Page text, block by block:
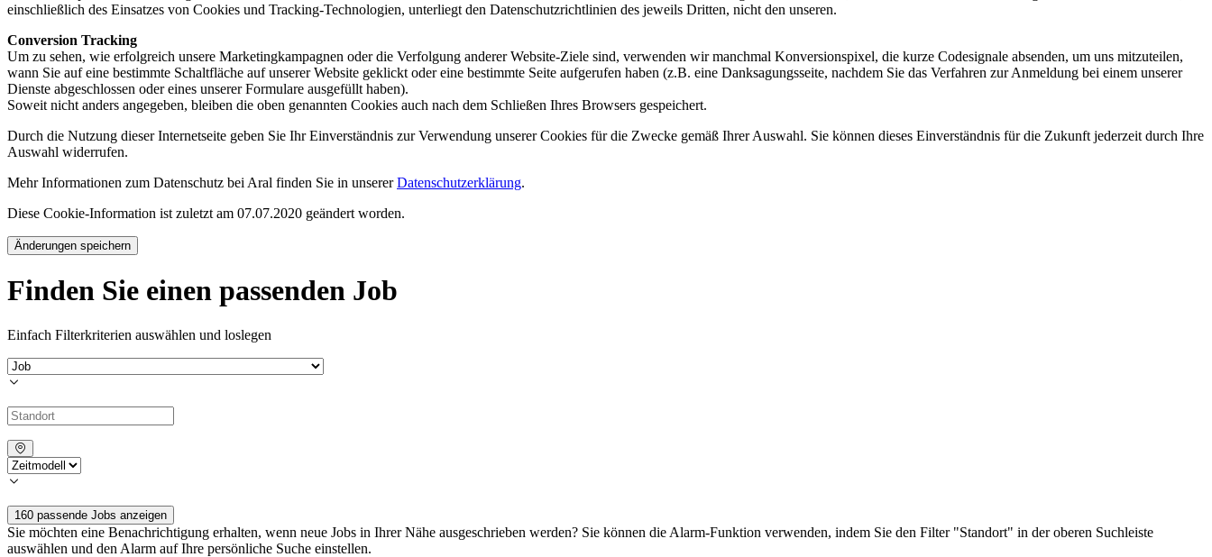
einschließlich des Einsatzes von Cookies und Tracking-Technologien, unterliegt den Datenschutzrichtlinien des jeweils Dritten, nicht den unseren.
Conversion Tracking
Um zu sehen, wie erfolgreich unsere Marketingkampagnen oder die Verfolgung anderer Website-Ziele sind, verwenden wir manchmal Konversionspixel, die kurze Codesignale absenden, um uns mitzuteilen,
wann Sie auf eine bestimmte Schaltfläche auf unserer Website geklickt oder eine bestimmte Seite aufgerufen haben (z.B. eine Danksagungsseite, nachdem Sie das Verfahren zur Anmeldung bei einem unserer
Dienste abgeschlossen oder eines unserer Formulare ausgefüllt haben).
Soweit nicht anders angegeben, bleiben die oben genannten Cookies auch nach dem Schließen Ihres Browsers gespeichert.
Durch die Nutzung dieser Internetseite geben Sie Ihr Einverständnis zur Verwendung unserer Cookies für die Zwecke gemäß Ihrer Auswahl. Sie können dieses Einverständnis für die Zukunft jederzeit durch Ihre
Auswahl widerrufen.
Mehr Informationen zum Datenschutz bei Aral finden Sie in unsererDatenschutzerklärung.
Diese Cookie-Information ist zuletzt am 07.07.2020 geändert worden.
Änderungen speichern
Finden Sie einen passenden Job
Einfach Filterkriterien auswählen und loslegen
160 passende Jobs anzeigen
Sie möchten eine Benachrichtigung erhalten, wenn neue Jobs in Ihrer Nähe ausgeschrieben werden? Sie können die Alarm-Funktion verwenden, indem Sie den Filter "Standort" in der oberen Suchleiste
auswählen und den Alarm auf Ihre persönliche Suche einstellen.